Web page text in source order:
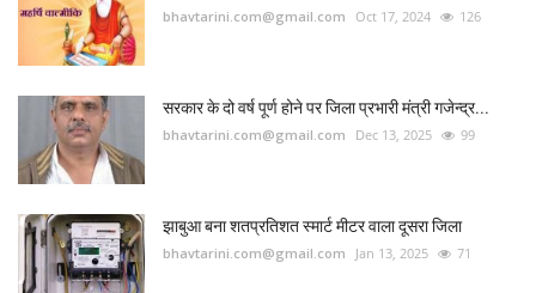
bhavtarini.com@gmail.com Oct 17, 2024 126
सरकार के दो वर्ष पूर्ण होने पर जिला प्रभारी मंत्री गजेन्द्र...
bhavtarini.com@gmail.com Dec 13, 2025 99
झाबुआ बना शतप्रतिशत स्मार्ट मीटर वाला दूसरा जिला
bhavtarini.com@gmail.com Jan 13, 2025 71